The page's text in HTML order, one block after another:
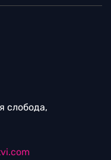
слобода,